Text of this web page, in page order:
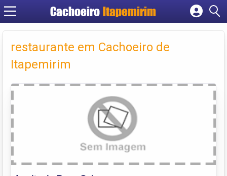
Cachoeiro Itapemirim
Cadastrar empresa
Criar conta
restaurante em Cachoeiro de
Itapemirim